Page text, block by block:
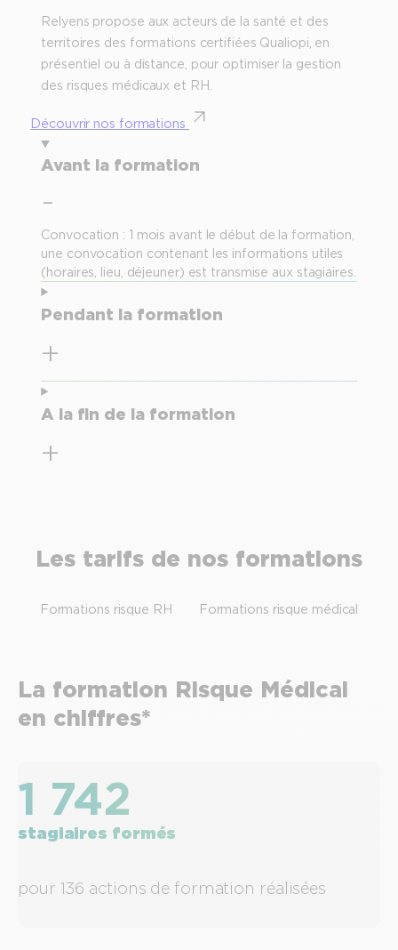
Relyens propose aux acteurs de la santé et des
territoires des formations certifiées Qualiopi, en
présentiel ou à distance, pour optimiser la gestion
des risques médicaux et RH.
Découvrir nos formations
Avant la formation
Convocation : 1 mois avant le début de la formation,
une convocation contenant les informations utiles
(horaires, lieu, déjeuner) est transmise aux stagiaires.
Pendant la formation
A la fin de la formation
Les tarifs de nos formations
Formations risque RH Formations risque médical
La formation Risque Médical
en chiffres*
1 742
stagiaires formés
pour 136 actions de formation réalisées